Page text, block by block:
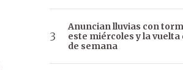
Anuncian lluvias con
este miércoles y la
de semana